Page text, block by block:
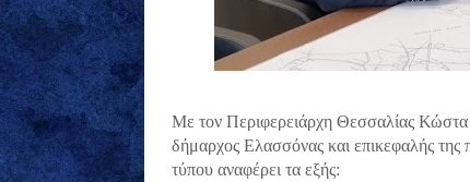
Με τον Περιφερειάρχη Θεσσαλίας
δήμαρχος Ελασσόνας και επικεφαλής
τύπου αναφέρει τα εξής: